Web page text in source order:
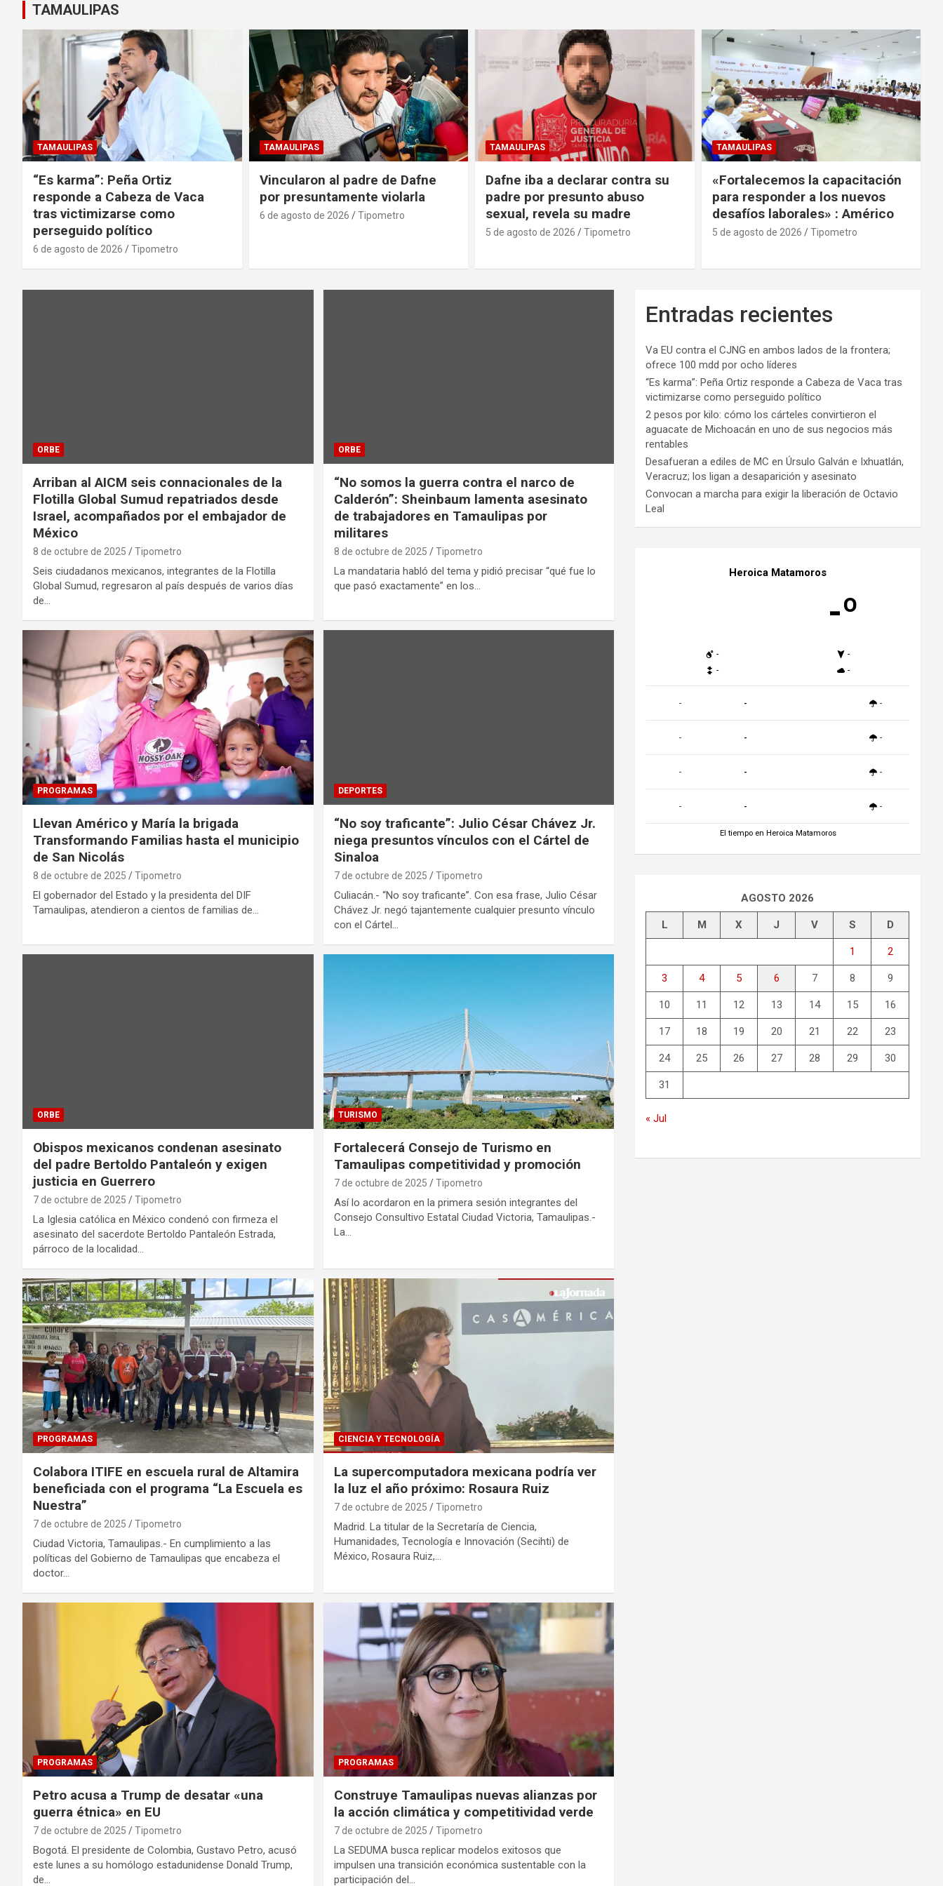
TAMAULIPAS
TAMAULIPAS
“Es karma”: Peña Ortiz
responde a Cabeza de Vaca
tras victimizarse como
perseguido político
6 de agosto de 2026 Tipometro
TAMAULIPAS
Vincularon al padre de Dafne
por presuntamente violarla
6 de agosto de 2026 Tipometro
TAMAULIPAS
Dafne iba a declarar contra su
padre por presunto abuso
sexual, revela su madre
5 de agosto de 2026 Tipometro
TAMAULIPAS
«Fortalecemos la capacitación
para responder a los nuevos
desafíos laborales» : Américo
5 de agosto de 2026 Tipometro
ORBE
Arriban al AICM seis connacionales de la
Flotilla Global Sumud repatriados desde
Israel, acompañados por el embajador de
México
8 de octubre de 2025 Tipometro
Seis ciudadanos mexicanos, integrantes de la Flotilla
Global Sumud, regresaron al país después de varios días
de…
ORBE
“No somos la guerra contra el narco de
Calderón”: Sheinbaum lamenta asesinato
de trabajadores en Tamaulipas por
militares
8 de octubre de 2025 Tipometro
La mandataria habló del tema y pidió precisar “qué fue lo
que pasó exactamente” en los…
PROGRAMAS
Llevan Américo y María la brigada
Transformando Familias hasta el municipio
de San Nicolás
8 de octubre de 2025 Tipometro
El gobernador del Estado y la presidenta del DIF
Tamaulipas, atendieron a cientos de familias de…
DEPORTES
“No soy traficante”: Julio César Chávez Jr.
niega presuntos vínculos con el Cártel de
Sinaloa
7 de octubre de 2025 Tipometro
Culiacán.- “No soy traficante”. Con esa frase, Julio César
Chávez Jr. negó tajantemente cualquier presunto vínculo
con el Cártel…
ORBE
Obispos mexicanos condenan asesinato
del padre Bertoldo Pantaleón y exigen
justicia en Guerrero
7 de octubre de 2025 Tipometro
La Iglesia católica en México condenó con firmeza el
asesinato del sacerdote Bertoldo Pantaleón Estrada,
párroco de la localidad…
TURISMO
Fortalecerá Consejo de Turismo en
Tamaulipas competitividad y promoción
7 de octubre de 2025 Tipometro
Así lo acordaron en la primera sesión integrantes del
Consejo Consultivo Estatal Ciudad Victoria, Tamaulipas.-
La…
PROGRAMAS
Colabora ITIFE en escuela rural de Altamira
beneficiada con el programa “La Escuela es
Nuestra”
7 de octubre de 2025 Tipometro
Ciudad Victoria, Tamaulipas.- En cumplimiento a las
políticas del Gobierno de Tamaulipas que encabeza el
doctor…
CIENCIA Y TECNOLOGÍA
La supercomputadora mexicana podría ver
la luz el año próximo: Rosaura Ruiz
7 de octubre de 2025 Tipometro
Madrid. La titular de la Secretaría de Ciencia,
Humanidades, Tecnología e Innovación (Secihti) de
México, Rosaura Ruiz,…
PROGRAMAS
Petro acusa a Trump de desatar «una
guerra étnica» en EU
7 de octubre de 2025 Tipometro
Bogotá. El presidente de Colombia, Gustavo Petro, acusó
este lunes a su homólogo estadunidense Donald Trump,
de…
PROGRAMAS
Construye Tamaulipas nuevas alianzas por
la acción climática y competitividad verde
7 de octubre de 2025 Tipometro
La SEDUMA busca replicar modelos exitosos que
impulsen una transición económica sustentable con la
participación del…
Entradas recientes
Va EU contra el CJNG en ambos lados de la frontera;
ofrece 100 mdd por ocho líderes
“Es karma”: Peña Ortiz responde a Cabeza de Vaca tras
victimizarse como perseguido político
2 pesos por kilo: cómo los cárteles convirtieron el
aguacate de Michoacán en uno de sus negocios más
rentables
Desafueran a ediles de MC en Úrsulo Galván e Ixhuatlán,
Veracruz; los ligan a desaparición y asesinato
Convocan a marcha para exigir la liberación de Octavio
Leal
Heroica Matamoros
-º
-
-
-
-
- - -
- - -
- - -
- - -
El tiempo en Heroica Matamoros
AGOSTO 2026
L M X J V S D
1 2
3 4 5 6 7 8 9
10 11 12 13 14 15 16
17 18 19 20 21 22 23
24 25 26 27 28 29 30
31
« Jul